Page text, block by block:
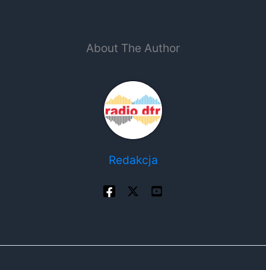
About The Author
Redakcja